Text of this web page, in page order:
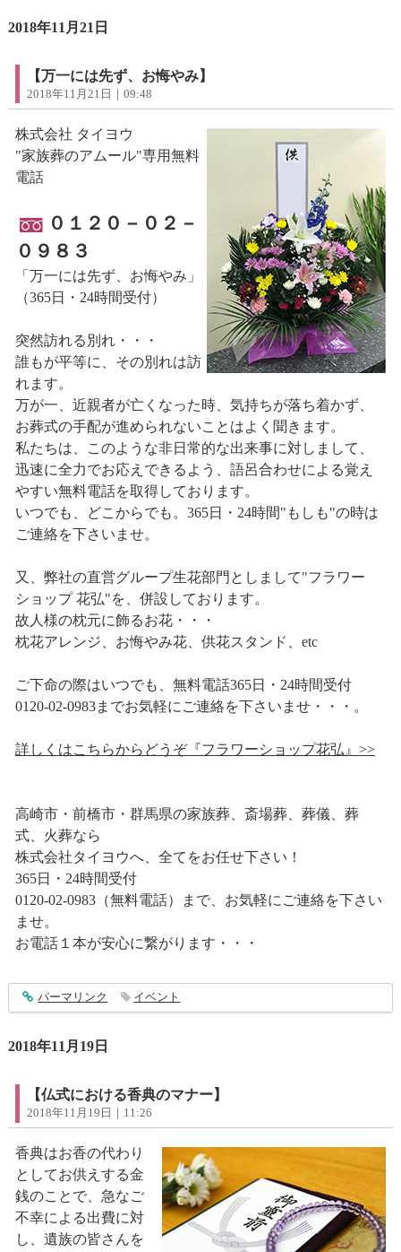
2018年11月21日
【万一には先ず、お悔やみ】
2018年11月21日｜09:48
株式会社 タイヨウ
"家族葬のアムール"専用無料
電話
０１２０－０２－
０９８３
「万一には先ず、お悔やみ」
（365日・24時間受付）
突然訪れる別れ・・・
誰もが平等に、その別れは訪
れます。
万が一、近親者が亡くなった時、気持ちが落ち着かず、
お葬式の手配が進められないことはよく聞きます。
私たちは、このような非日常的な出来事に対しまして、
迅速に全力でお応えできるよう、語呂合わせによる覚え
やすい無料電話を取得しております。
いつでも、どこからでも。365日・24時間"もしも"の時は
ご連絡を下さいませ。
又、弊社の直営グループ生花部門としまして"フラワー
ショップ 花弘"を、併設しております。
故人様の枕元に飾るお花・・・
枕花アレンジ、お悔やみ花、供花スタンド、etc
ご下命の際はいつでも、無料電話365日・24時間受付
0120-02-0983までお気軽にご連絡を下さいませ・・・。
詳しくはこちらからどうぞ『フラワーショップ花弘』>>
高崎市・前橋市・群馬県の家族葬、斎場葬、葬儀、葬
式、火葬なら
株式会社タイヨウへ、全てをお任せ下さい！
365日・24時間受付
0120-02-0983（無料電話）まで、お気軽にご連絡を下さい
ませ。
お電話１本が安心に繋がります・・・
entry1684
パーマリンク イベント
2018年11月19日
【仏式における香典のマナー】
2018年11月19日｜11:26
香典はお香の代わり
としてお供えする金
銭のことで、急なご
不幸による出費に対
し、遺族の皆さんを